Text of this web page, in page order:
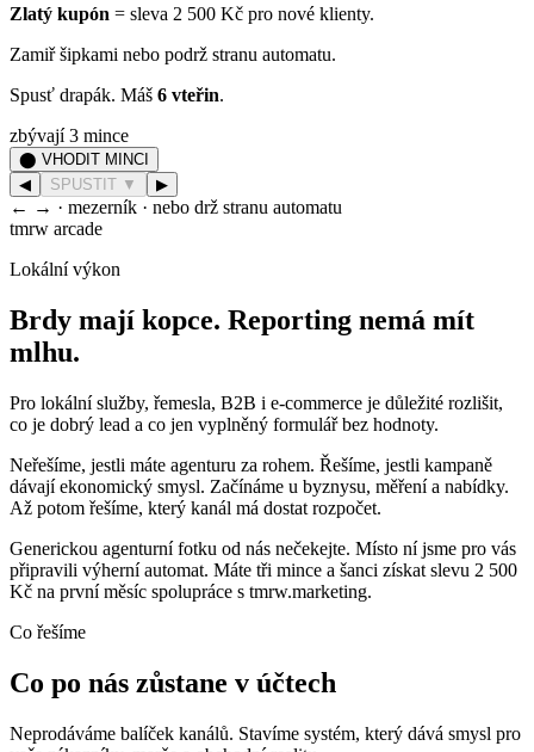
Zlatý kupón = sleva 2 500 Kč pro nové klienty.
Zamiř šipkami nebo podrž stranu automatu.
Spusť drapák. Máš 6 vteřin.
zbývají 3 mince
⬤ VHODIT MINCI
◀
SPUSTIT ▼ ▶
← → · mezerník · nebo drž stranu automatu
tmrw arcade
Lokální výkon
Brdy mají kopce. Reporting nemá mít
mlhu.
Pro lokální služby, řemesla, B2B i e-commerce je důležité rozlišit,
co je dobrý lead a co jen vyplněný formulář bez hodnoty.
Neřešíme, jestli máte agenturu za rohem. Řešíme, jestli kampaně
dávají ekonomický smysl. Začínáme u byznysu, měření a nabídky.
Až potom řešíme, který kanál má dostat rozpočet.
Generickou agenturní fotku od nás nečekejte. Místo ní jsme pro vás
připravili výherní automat. Máte tři mince a šanci získat slevu 2 500
Kč na první měsíc spolupráce s tmrw.marketing.
Co řešíme
Co po nás zůstane v účtech
Neprodáváme balíček kanálů. Stavíme systém, který dává smysl pro